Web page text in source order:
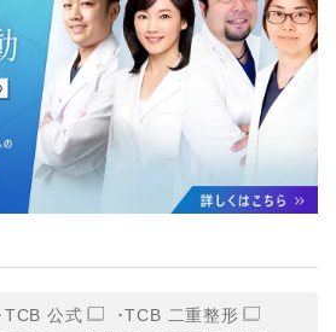
り扱う個人情報を、厳正な管理の下
該個人情報への不正アクセス・紛
び漏洩等を防止するため、必要か
・物理的・技術的防御措置を講じ
について】
用目的】達成に必要な範囲で、取
することがあります。
っては、一般社団法人メディカル
ルアライアンス
TCB 公式
TCB 二重整形